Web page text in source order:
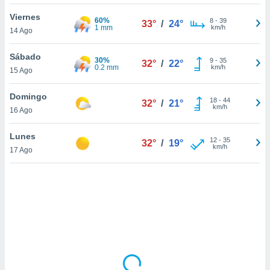
de
sitio
de que
sean
para
ni para
Viernes
14 Ago
60%
1 mm
33° / 24° 8- 39
km/h
Sábado
15 Ago
30%
0.2 mm
32° / 22° 9- 35
km/h
Domingo
16 Ago
32° / 21° 18- 44
km/h
Lunes
17 Ago
32° / 19° 12- 35
km/h